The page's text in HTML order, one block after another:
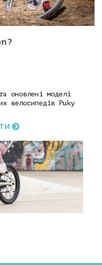
оновлені моделі
велосипедів Puky